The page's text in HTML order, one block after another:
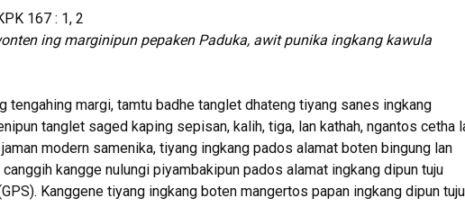
167 : 1, 2
ing marginipun pepaken Paduka, awit punika ingkang kawula
tengahing margi, tamtu badhe tanglet dhateng tiyang sanes ingkang
tanglet saged kaping sepisan, kalih, tiga, lan kathah, ngantos cetha
modern samenika, tiyang ingkang pados alamat boten bingung lan
kangge nulungi piyambakipun pados alamat ingkang dipun tuju
Kanggene tiyang ingkang boten mangertos papan ingkang dipun